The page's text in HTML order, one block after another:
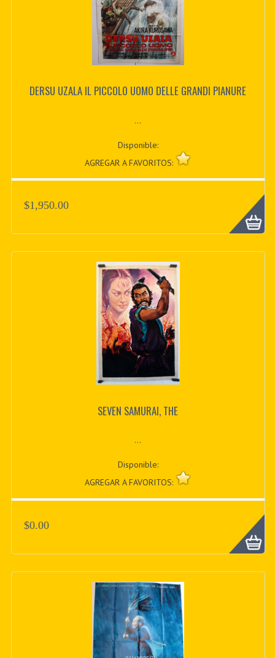
DERSU UZALA IL PICCOLO UOMO DELLE GRANDI PIANURE
...
Disponible:
AGREGAR A FAVORITOS:
$1,950.00
SEVEN SAMURAI, THE
...
Disponible:
AGREGAR A FAVORITOS:
$0.00